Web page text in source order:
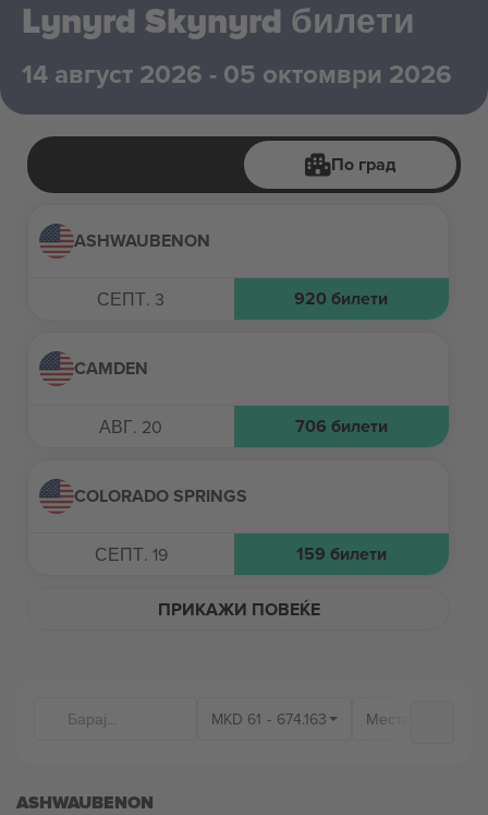
Lynyrd Skynyrd билети
14 август 2026 - 05 октомври 2026
По град
ASHWAUBENON
СЕПТ. 3 920билети
CAMDEN
АВГ. 20 706 билети
COLORADO SPRINGS
СЕПТ. 19 159 билети
ПРИКАЖИ ПОВЕЌЕ
MKD 61 - 674.163 Места на
ASHWAUBENON